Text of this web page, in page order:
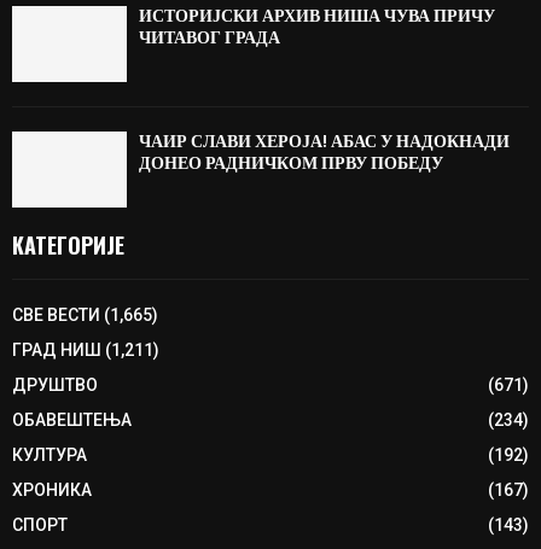
ИСТОРИЈСКИ АРХИВ НИША ЧУВА ПРИЧУ
ЧИТАВОГ ГРАДА
ЧАИР СЛАВИ ХЕРОЈА! АБАС У НАДОКНАДИ
ДОНЕО РАДНИЧКОМ ПРВУ ПОБЕДУ
КАТЕГОРИЈЕ
СВЕ ВЕСТИ (1,665)
ГРАД НИШ (1,211)
ДРУШТВО
(671)
ОБАВЕШТЕЊА
(234)
КУЛТУРА
(192)
ХРОНИКА
(167)
СПОРТ
(143)